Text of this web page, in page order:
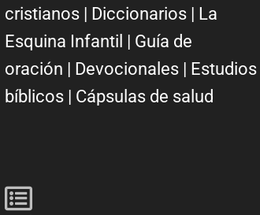
cristianos| Diccionarios| La
Esquina Infantil | Guía de
oración | Devocionales| Estudios
bíblicos| Cápsulas de salud